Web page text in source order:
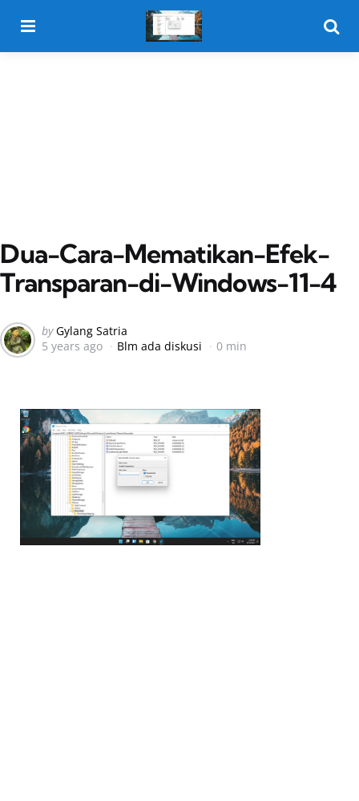
Dua-Cara-Mematikan-Efek-
Transparan-di-Windows-11-4
Posted
by
by Gylang Satria
5 years ago
Blm ada diskusi 0 min